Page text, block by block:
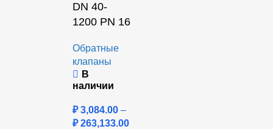
DN 40-
1200 PN 16
Обратные
клапаны
В
наличии
₽3,084.00 –
₽263,133.00